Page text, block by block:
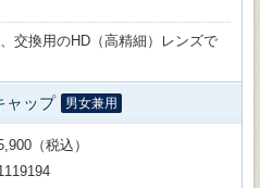
交換用のHD（高精細）レンズで
ャップ 男女兼用
（税込）